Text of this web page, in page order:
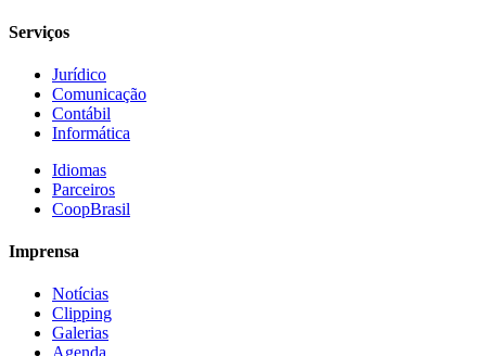
Serviços
Jurídico
Comunicação
Contábil
Informática
Idiomas
Parceiros
CoopBrasil
Imprensa
Notícias
Clipping
Galerias